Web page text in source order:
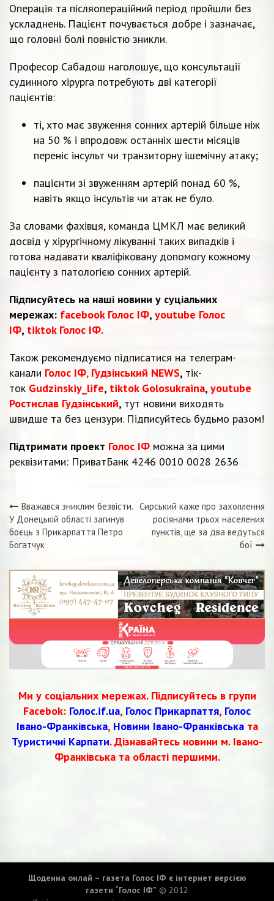
Операція та післяопераційний період пройшли без
ускладнень. Пацієнт почувається добре і зазначає,
що головні болі повністю зникли.
Професор Сабадош наголошує, що консультації
судинного хірурга потребують дві категорії
пацієнтів:
ті, хто має звуження сонних артерій більше ніж
на 50 % і впродовж останніх шести місяців
переніс інсульт чи транзиторну ішемічну атаку;
пацієнти зі звуженням артерій понад 60 %,
навіть якщо інсультів чи атак не було.
За словами фахівця, команда ЦМКЛ має великий
досвід у хірургічному лікуванні таких випадків і
готова надавати кваліфіковану допомогу кожному
пацієнту з патологією сонних артерій.
Підписуйтесь на наші новини у суціальних
мережах: facebook Голос ІФ, youtube Голос
ІФ, tiktok Голос ІФ.
Також рекомендуємо підписатися на телеграм-
канали Голос ІФ, Гудзінський NEWS, тік-
ток Gudzinskiy_life, tiktok Golosukraina, youtube
Ростислав Гудзінський, тут новини виходять
швидше та без цензури. Підписуйтесь будьмо разом!
Підтримати проект Голос ІФ можна за цими
реквізитами: ПриватБанк 4246 0010 0028 2636
Навігація
записів
Вважався зниклим безвісти.
У Донецькій області загинув
боєць з Прикарпаття Петро
Богатчук
Сирський каже про захоплення
росіянами трьох населених
пунктів, ще за два ведуться
бої
Ми у соціальних мережах. Підписуйтесь в групи
Facebok: Голос.if.ua, Голос Прикарпаття, Голос
Івано-Франківська, Новини Івано-Франківськата
Туристичні Карпати. Дізнавайтесь новини м. Івано-
Франківська та області першими.
Щоденна онлай – газета Голос ІФ є інтернет версією
газети “Голос ІФ” © 2012